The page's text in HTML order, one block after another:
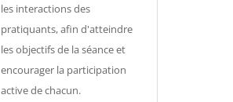
les interactions des
pratiquants, afin d'atteindre
les objectifs de la séance et
encourager la participation
active de chacun.